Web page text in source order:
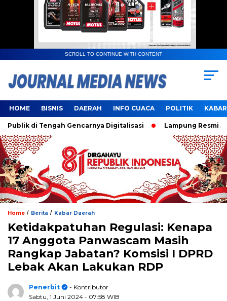
SCROLL TO CONTINUE WITH CONTENT
HOME BISNIS DAERAH INFO CUACA POLITIK
di Tengah Gencarnya Digitalisasi Lampung Resmi Jadi
Home / Berita / Kabar Daerah
Ketidakpatuhan Regulasi: Kenapa
17 Anggota Panwascam Masih
Rangkap Jabatan? Komsisi I DPRD
Lebak Akan Lakukan RDP
Penerbit
- Kontributor
Sabtu, 1 Juni 2024 - 07:58 WIB